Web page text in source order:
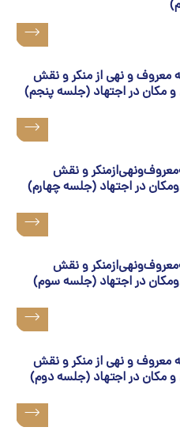
و نهی‌ از منکر و نقش
در اجتهاد (جلسه پنجم)
و نقش
اجتهاد (جلسه چهارم)
و نقش
اجتهاد (جلسه سوم)
و نهی‌ از منکر و نقش
در اجتهاد (جلسه دوم)